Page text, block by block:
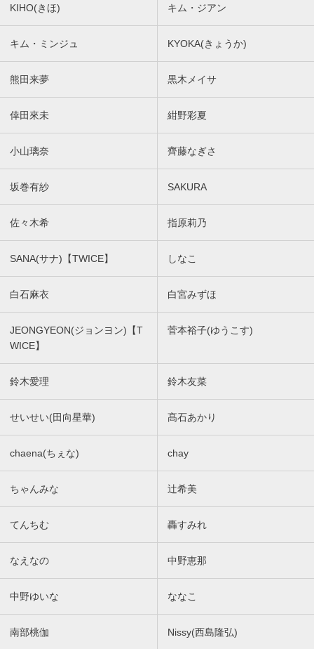
KIHO(きほ) キム・ジアン
キム・ミンジュ KYOKA(きょうか)
熊田来夢 黒木メイサ
倖田來未 紺野彩夏
小山璃奈 齊藤なぎさ
坂巻有紗 SAKURA
佐々木希 指原莉乃
SANA(サナ)【TWICE】 しなこ
白石麻衣 白宮みずほ
JEONGYEON(ジョンヨン)【T
WICE】
菅本裕子(ゆうこす)
鈴木愛理 鈴木友菜
せいせい(田向星華) 髙石あかり
chaena(ちぇな) chay
ちゃんみな 辻希美
てんちむ 轟すみれ
なえなの 中野恵那
中野ゆいな ななこ
南部桃伽 Nissy(西島隆弘)